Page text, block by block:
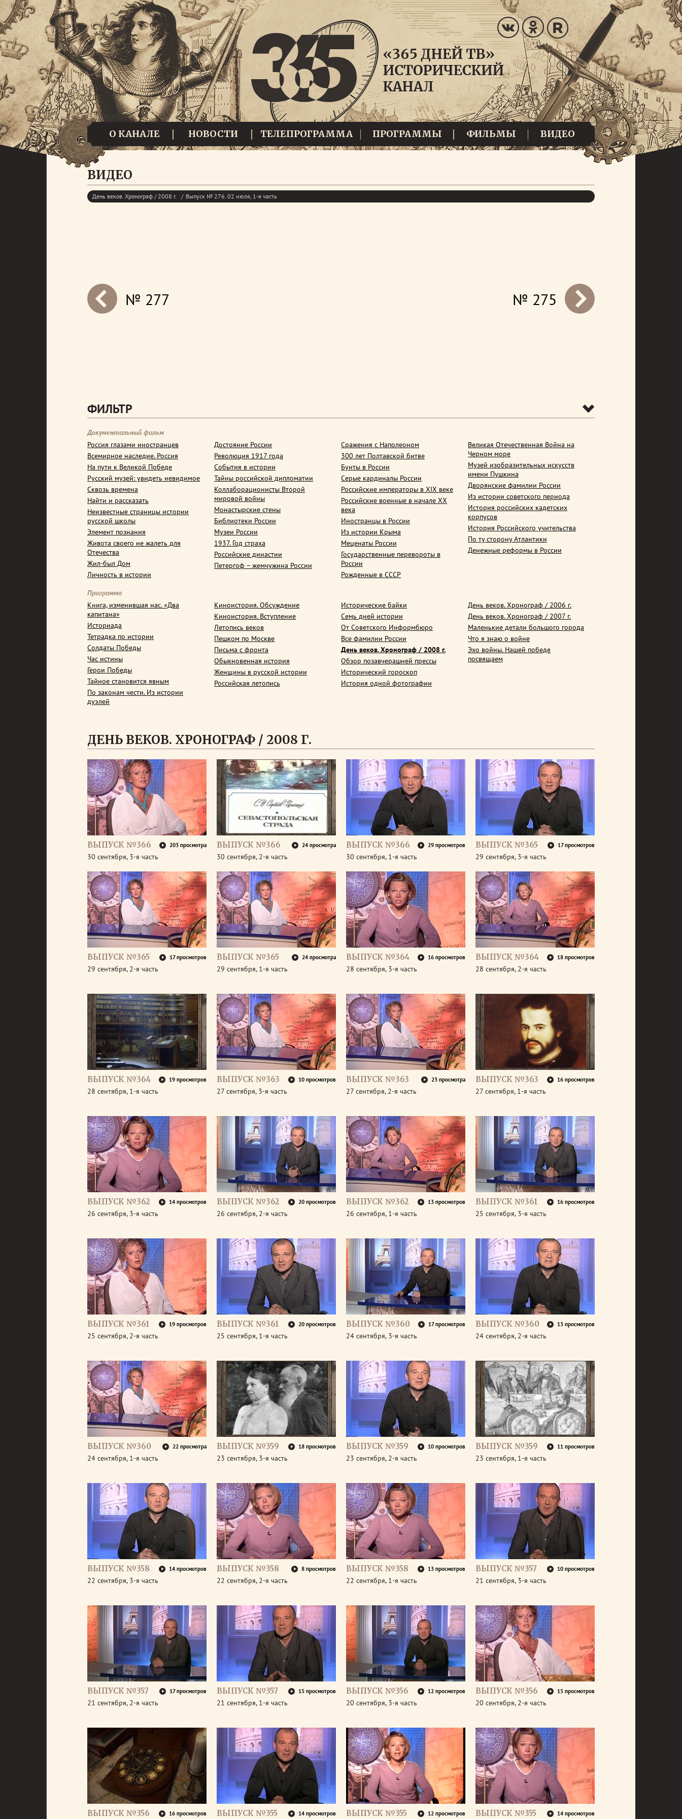
О КАНАЛЕ НОВОСТИ ТЕЛЕПРОГРАММА ПРОГРАММЫ ФИЛЬМЫ ВИДЕО
ВИДЕО
День веков. Хронограф / 2008 г. Выпуск № 276. 02 июля, 1-я часть
prev
next № 275
№ 277
ФИЛЬТР
Документальный фильм
Россия глазами иностранцев
Всемирное наследие. Россия
На пути к Великой Победе
Русский музей: увидеть невидимое
Сквозь времена
Найти и рассказать
Неизвестные страницы истории
русской школы
Элемент познания
Живота своего не жалеть для
Отечества
Жил-был Дом
Личность в истории
Достояние России
Революция 1917 года
События в истории
Тайны российской дипломатии
Коллаборационисты Второй
мировой войны
Монастырские стены
Библиотеки России
Музеи России
1937. Год страха
Российские династии
Петергоф – жемчужина России
Сражения с Наполеоном
300 лет Полтавской битве
Бунты в России
Серые кардиналы России
Российские императоры в XIX веке
Российские военные в начале ХХ
века
Иностранцы в России
Из истории Крыма
Меценаты России
Государственные перевороты в
России
Рожденные в СССР
Великая Отечественная Война на
Черном море
Музей изобразительных искусств
имени Пушкина
Дворянские фамилии России
Из истории советского периода
История российских кадетских
корпусов
История Российского учительства
По ту сторону Атлантики
Денежные реформы в России
Программа
Книга, изменившая нас. «Два
капитана»
Историада
Тетрадка по истории
Солдаты Победы
Час истины
Герои Победы
Тайное становится явным
По законам чести. Из истории
дуэлей
Киноистория. Обсуждение
Киноистория. Вступление
Летопись веков
Пешком по Москве
Письма с фронта
Обыкновенная история
Женщины в русской истории
Российская летопись
Исторические байки
Семь дней истории
От Советского Информбюро
Все фамилии России
День веков. Хронограф / 2008 г.
Обзор позавчерашней прессы
Исторический гороскоп
История одной фотографии
День веков. Хронограф / 2006 г.
День веков. Хронограф / 2007 г.
Маленькие детали большого города
Что я знаю о войне
Эхо войны. Нашей победе
посвящаем
ДЕНЬ ВЕКОВ. ХРОНОГРАФ / 2008 Г.
ВЫПУСК №366 203 просмотра
30 сентября, 3-я часть
ВЫПУСК №366 24 просмотра
30 сентября, 2-я часть
ВЫПУСК №366 29 просмотров
30 сентября, 1-я часть
ВЫПУСК №365 17 просмотров
29 сентября, 3-я часть
ВЫПУСК №365 17 просмотров
29 сентября, 2-я часть
ВЫПУСК №365 24 просмотра
29 сентября, 1-я часть
ВЫПУСК №364 16 просмотров
28 сентября, 3-я часть
ВЫПУСК №364 18 просмотров
28 сентября, 2-я часть
ВЫПУСК №364 19 просмотров
28 сентября, 1-я часть
ВЫПУСК №363 10 просмотров
27 сентября, 3-я часть
ВЫПУСК №363 23 просмотра
27 сентября, 2-я часть
ВЫПУСК №363 16 просмотров
27 сентября, 1-я часть
ВЫПУСК №362 14 просмотров
26 сентября, 3-я часть
ВЫПУСК №362 20 просмотров
26 сентября, 2-я часть
ВЫПУСК №362 13 просмотров
26 сентября, 1-я часть
ВЫПУСК №361 16 просмотров
25 сентября, 3-я часть
ВЫПУСК №361 19 просмотров
25 сентября, 2-я часть
ВЫПУСК №361 20 просмотров
25 сентября, 1-я часть
ВЫПУСК №360 17 просмотров
24 сентября, 3-я часть
ВЫПУСК №360 13 просмотров
24 сентября, 2-я часть
ВЫПУСК №360 22 просмотра
24 сентября, 1-я часть
ВЫПУСК №359 18 просмотров
23 сентября, 3-я часть
ВЫПУСК №359 10 просмотров
23 сентября, 2-я часть
ВЫПУСК №359 11 просмотров
23 сентября, 1-я часть
ВЫПУСК №358 14 просмотров
22 сентября, 3-я часть
ВЫПУСК №358 8 просмотров
22 сентября, 2-я часть
ВЫПУСК №358 13 просмотров
22 сентября, 1-я часть
ВЫПУСК №357 10 просмотров
21 сентября, 3-я часть
ВЫПУСК №357 17 просмотров
21 сентября, 2-я часть
ВЫПУСК №357 15 просмотров
21 сентября, 1-я часть
ВЫПУСК №356 12 просмотров
20 сентября, 3-я часть
ВЫПУСК №356 15 просмотров
20 сентября, 2-я часть
ВЫПУСК №356 16 просмотров ВЫПУСК №355 14 просмотров ВЫПУСК №355 12 просмотров ВЫПУСК №355 14 просмотров